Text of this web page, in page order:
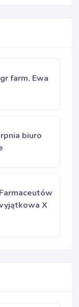
farm. Ewa
biuro
X